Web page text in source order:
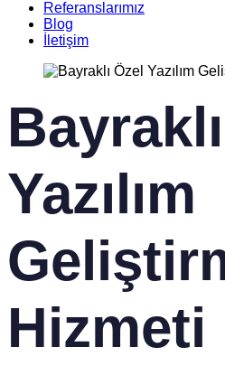
Referanslarımız
Blog
İletişim
Yazılım
Hizmeti